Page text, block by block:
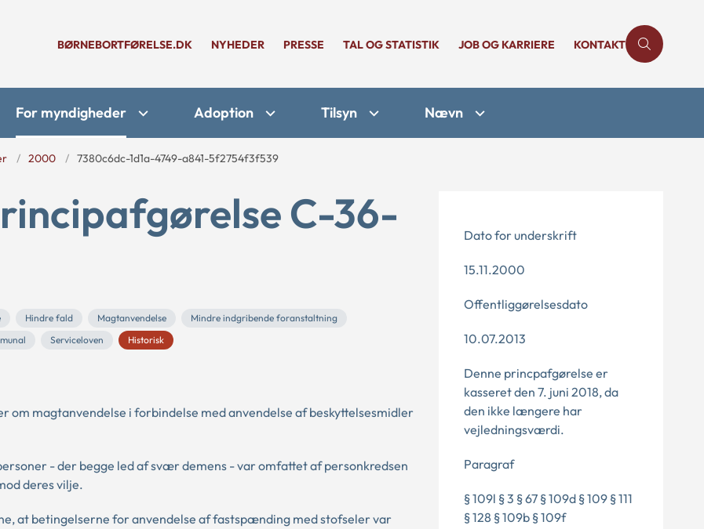
BØRNEBORTFØRELSE.DK NYHEDER PRESSE TAL OG STATISTIK JOB OG KARRIERE KONTAKT
For myndigheder Adoption Tilsyn Nævn
2000 7380c6dc-1d1a-4749-a841-5f2754f3f539
C-36-
Hindre fald Magtanvendelse
Mindre indgribende foranstaltning
Serviceloven Historisk
om magtanvendelse i forbindelse med anvendelse af beskyttelsesmidler
- der begge led af svær demens - var omfattet af personkredsen
deres vilje.
at betingelserne for anvendelse af fastspænding med stofseler var
Dato for underskrift
15.11.2000
Offentliggørelsesdato
10.07.2013
Denne princpafgørelse er
kasseret den 7. juni 2018, da
den ikke længere har
vejledningsværdi.
Paragraf
§ 109l § 3 § 67 § 109d § 109 § 111
§ 128 § 109b § 109f